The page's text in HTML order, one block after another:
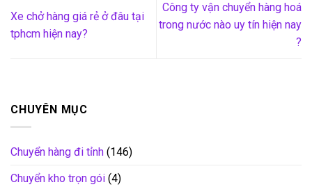
Xe chở hàng giá rẻ ở đâu tại
tphcm hiện nay?
Công ty vận chuyển hàng hoá
trong nước nào uy tín hiện nay
?
CHUYÊN MỤC
Chuyển hàng đi tỉnh (146)
Chuyển kho trọn gói (4)